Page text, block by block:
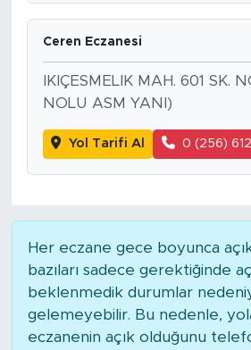
Ceren Eczanesi
IKIÇESMELIK MAH. 601 SK.
NOLU ASM YANI)
Yol Tarifi Al 0 (256)
Her eczane gece boyunca
bazıları sadece gerektiğinde
beklenmedik durumlar
gelemeyebilir. Bu nedenle,
eczanenin açık olduğunu